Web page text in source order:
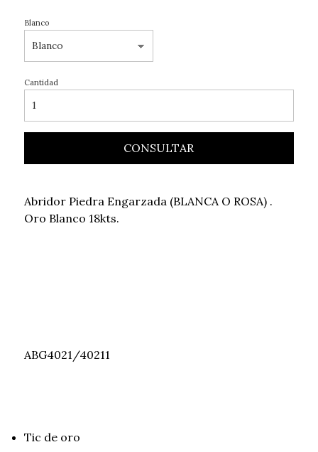
Blanco
Cantidad
CONSULTAR
Abridor Piedra Engarzada (BLANCA O ROSA) .
Oro Blanco 18kts.
ABG4021/40211
Tic de oro